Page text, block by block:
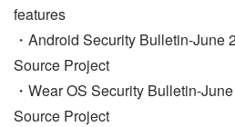
features
・Android Security Bulletin-
Source Project
・Wear OS Security Bulletin-
Source Project